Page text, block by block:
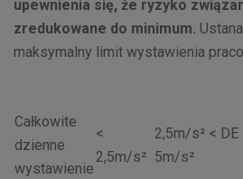
upewnienia się, że ryzyko
zredukowane do minimum.
maksymalny limit wystawienia
Całkowite
dzienne
wystawienie
<
2,5m/s²
2,5m/s² < DE
5m/s²